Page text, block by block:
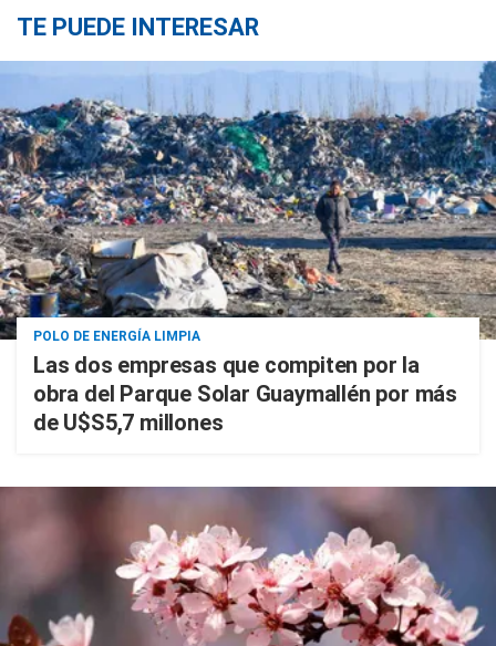
TE PUEDE INTERESAR
POLO DE ENERGÍA LIMPIA
Las dos empresas que compiten por la
obra del Parque Solar Guaymallén por más
de U$S5,7 millones